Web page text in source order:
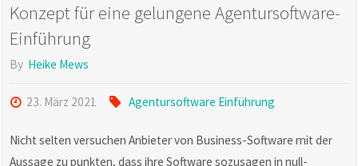
Konzept für eine gelungene Agentursoftware-
Einführung
By Heike Mews
23. März 2021 Agentursoftware Einführung
Nicht selten versuchen Anbieter von Business-Software mit der
Aussage zu punkten, dass ihre Software sozusagen in null-